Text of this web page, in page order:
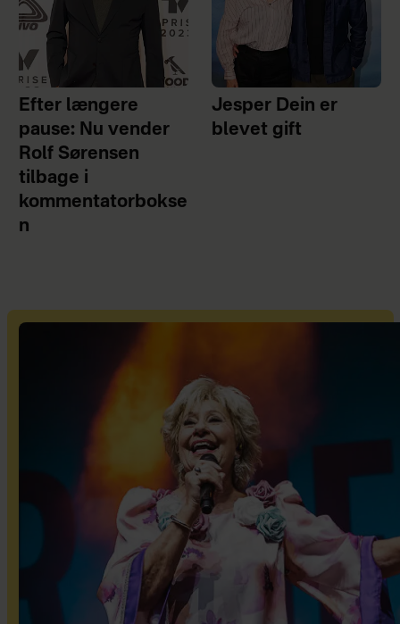
Efter længere
pause: Nu vender
Rolf Sørensen
tilbage i
kommentatorbokse
n
Jesper Dein er
blevet gift